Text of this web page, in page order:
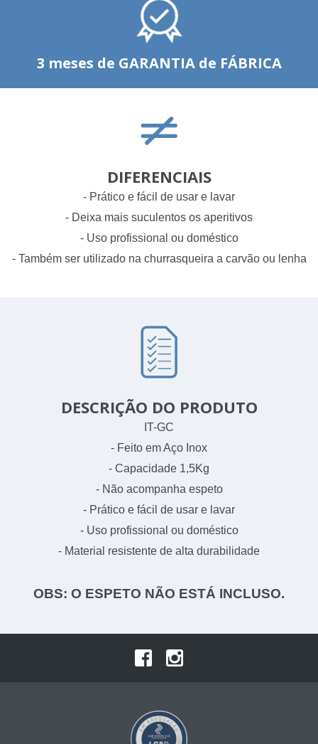
3 meses de GARANTIA de FÁBRICA
DIFERENCIAIS
- Prático e fácil de usar e lavar
- Deixa mais suculentos os aperitivos
- Uso profissional ou doméstico
- Também ser utilizado na churrasqueira a carvão ou lenha
DESCRIÇÃO DO PRODUTO
IT-GC
- Feito em Aço Inox
- Capacidade 1,5Kg
- Não acompanha espeto
- Prático e fácil de usar e lavar
- Uso profissional ou doméstico
- Material resistente de alta durabilidade
OBS: O ESPETO NÃO ESTÁ INCLUSO.